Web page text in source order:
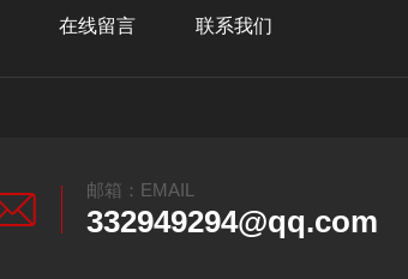
在线留言 联系我们
邮箱：EMAIL
332949294@qq.com